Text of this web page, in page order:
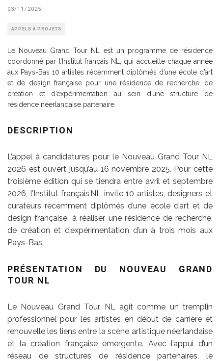
03/11/2025
APPELS À PROJETS
Le Nouveau Grand Tour NL est un programme de résidence
coordonné par l’Institut français NL, qui accueille chaque année
aux Pays-Bas 10 artistes récemment diplômés d’une école d’art
et de design française pour une résidence de recherche, de
création et d’expérimentation au sein d’une structure de
résidence néerlandaise partenaire.
DESCRIPTION
L’appel à candidatures pour le Nouveau Grand Tour NL
2026 est ouvert jusqu’au 16 novembre 2025. Pour cette
troisième édition qui se tiendra entre avril et septembre
2026, l’Institut français NL invite 10 artistes, designers et
curateurs récemment diplômés d’une école d’art et de
design française, à réaliser une résidence de recherche,
de création et d’expérimentation d’un à trois mois aux
Pays-Bas.
PRÉSENTATION DU NOUVEAU GRAND
TOUR NL
Le Nouveau Grand Tour NL agit comme un tremplin
professionnel pour les artistes en début de carrière et
renouvelle les liens entre la scène artistique néerlandaise
et la création française émergente. Avec l’appui d’un
réseau de structures de résidence partenaires, le